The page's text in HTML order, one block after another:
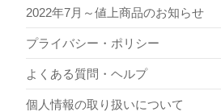
2022年7月～値上商品のお知らせ
プライバシー・ポリシー
よくある質問・ヘルプ
個人情報の取り扱いについて